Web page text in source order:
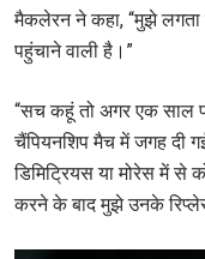
मैकलेरन ने कहा, “मुझे लगता
पहुंचाने वाली है।”
“सच कहूं तो अगर एक साल
चैंपियनशिप मैच में जगह दी
डिमिट्रियस या मोरेस में से
करने के बाद मुझे उनके